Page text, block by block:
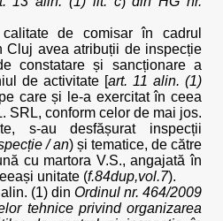
calitate de comisar în cadrul
Cluj avea atribuții de inspecție
constatare și sancționare a
de activitate [art. 11 alin. (1)
care și le-a exercitat în ceea
SRL, conform celor de mai jos.
s-au desfășurat inspecții
/ an) și tematice, de către
cu martora V.S., angajată în
unitate (f.84dup,vol.7).
(1) din Ordinul nr. 464/2009
tehnice privind organizarea